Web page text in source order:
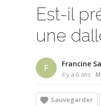
Est-il
une
F Francine
il y a 6 ans
Sauvegarder